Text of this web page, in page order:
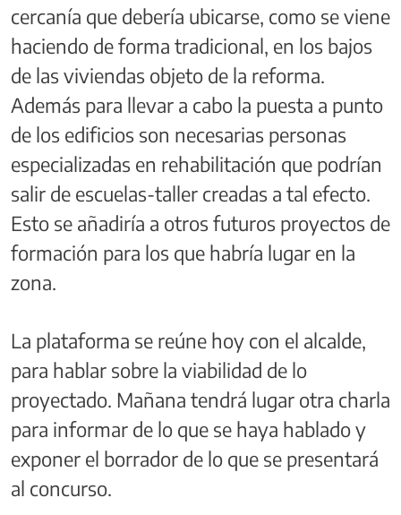
cercanía que debería ubicarse, como se viene
haciendo de forma tradicional, en los bajos
de las viviendas objeto de la reforma.
Además para llevar a cabo la puesta a punto
de los edificios son necesarias personas
especializadas en rehabilitación que podrían
salir de escuelas-taller creadas a tal efecto.
Esto se añadiría a otros futuros proyectos de
formación para los que habría lugar en la
zona.
La plataforma se reúne hoy con el alcalde,
para hablar sobre la viabilidad de lo
proyectado. Mañana tendrá lugar otra charla
para informar de lo que se haya hablado y
exponer el borrador de lo que se presentará
al concurso.